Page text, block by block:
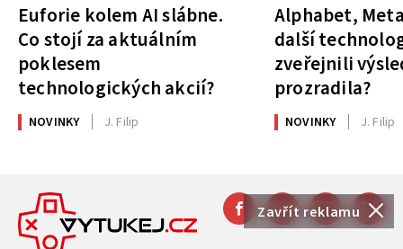
Zavřít reklamu
Euforie kolem AI slábne.
Co stojí za aktuálním
poklesem
technologických akcií?
NOVINKY J. Filip
Alphabet,
další
zveřejnili
prozradila?
NOVINKY J. Filip